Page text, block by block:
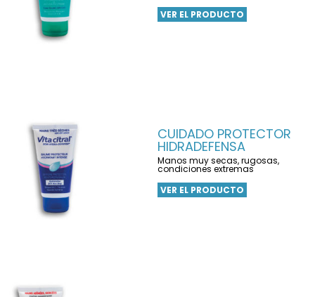
VER EL PRODUCTO
CUIDADO PROTECTOR
HIDRADEFENSA
Manos muy secas, rugosas,
condiciones extremas
VER EL PRODUCTO